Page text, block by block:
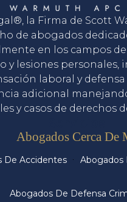
la Firma de Scott
de abogados
en los campos
y lesiones personales,
laboral y
adicional
y casos de derechos
Abogados Cerca De
De Accidentes Abogados
Abogados De Defensa